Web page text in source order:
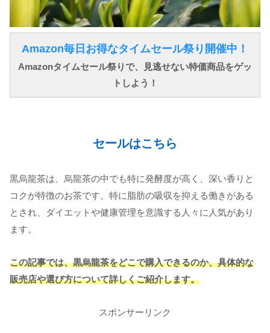
Amazon毎日お得なタイムセール祭り開催中！
Amazonタイムセール祭りで、見逃せない特価商品をゲッ
トしよう！
セールはこちら
黒烏龍茶は、烏龍茶の中でも特に発酵度が高く、深い香りと
コクが特徴のお茶です。特に脂肪の吸収を抑える働きがある
とされ、ダイエットや健康管理を意識する人々に人気があり
ます。
この記事では、黒烏龍茶をどこで購入できるのか、具体的な
販売店や選び方について詳しくご紹介します。
スポンサーリンク